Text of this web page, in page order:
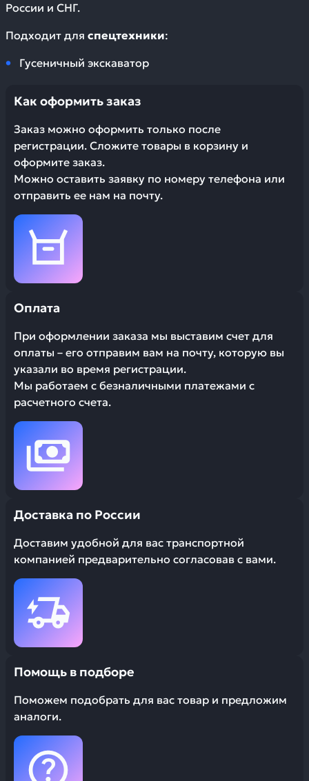
России и СНГ.
Подходит для спецтехники:
Гусеничный экскаватор
Как оформить заказ
Заказ можно оформить только после
регистрации. Сложите товары в корзину и
оформите заказ.
Можно оставить заявку по номеру телефона или
отправить ее нам на почту.
Оплата
При оформлении заказа мы выставим счет для
оплаты – его отправим вам на почту, которую вы
указали во время регистрации.
Мы работаем с безналичными платежами с
расчетного счета.
Доставка по России
Доставим удобной для вас транспортной
компанией предварительно согласовав с вами.
Помощь в подборе
Поможем подобрать для вас товар и предложим
аналоги.